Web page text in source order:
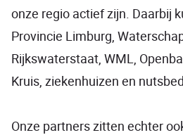
onze regio actief zijn. Daarbij
Provincie Limburg,
Rijkswaterstaat, WML,
Kruis, ziekenhuizen en
Onze partners zitten echter